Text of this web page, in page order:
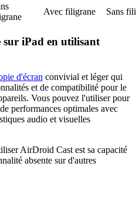
Avec filigrane Sans
sur iPad en utilisant
d'écran convivial et léger qui
et de compatibilité pour le
Vous pouvez l'utiliser pour
performances optimales avec
audio et visuelles
AirDroid Cast est sa capacité
absente sur d'autres